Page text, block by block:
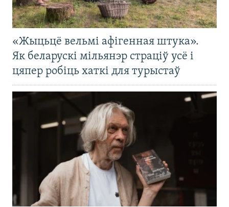
«Жыцьцё вельмі афігенная штука».
Як беларускі мільянэр страціў усё і
цяпер робіць хаткі для турыстаў